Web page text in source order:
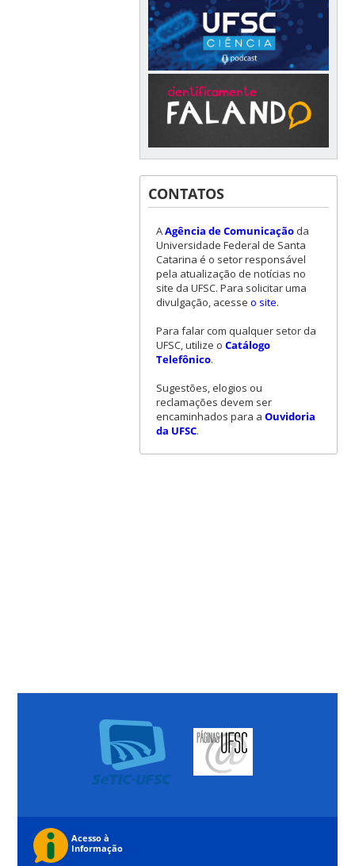
CONTATOS
AAgência de Comunicaçãoda
Universidade Federal de Santa
Catarina é o setor responsável
pela atualização de notícias no
site da UFSC. Para solicitar uma
divulgação, acesse o site.
Para falar com qualquer setor da
UFSC, utilize o Catálogo
Telefônico.
Sugestões, elogios ou
reclamações devem ser
encaminhados para a Ouvidoria
da UFSC.